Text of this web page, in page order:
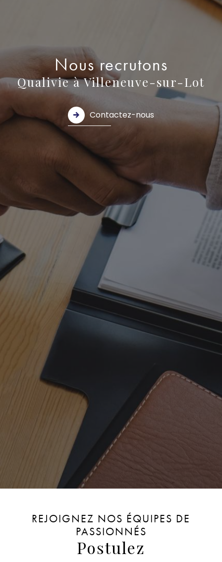
Nous recrutons
Qualivie à Villeneuve-sur-Lot
Contactez-nous
REJOIGNEZ NOS ÉQUIPES DE
PASSIONNÉS
Postulez